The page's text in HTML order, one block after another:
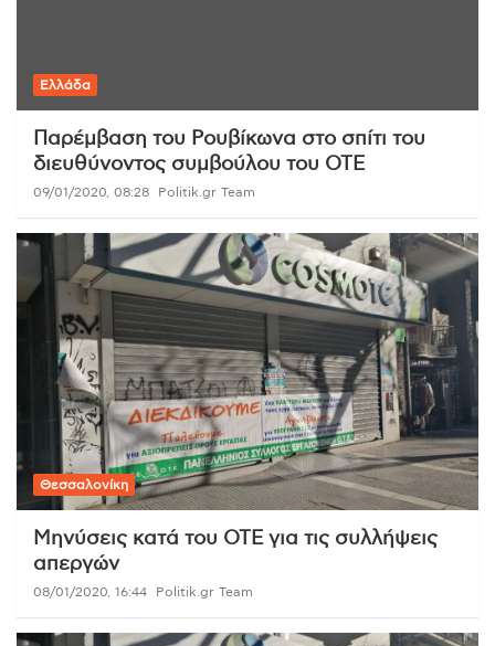
Ελλάδα
Παρέμβαση του Ρουβίκωνα στο σπίτι του
διευθύνοντος συμβούλου του ΟΤΕ
09/01/2020, 08:28 Politik.gr Team
Θεσσαλονίκη
Μηνύσεις κατά του ΟΤΕ για τις συλλήψεις
απεργών
08/01/2020, 16:44 Politik.gr Team